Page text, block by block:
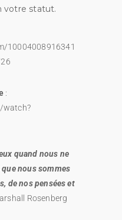
votre statut.
10004008916341
:
watch?
quand nous ne
nous sommes
de nos pensées et
Rosenberg